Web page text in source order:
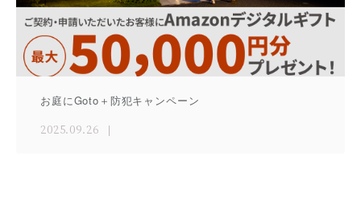
お庭にGoto＋防犯キャンペーン
2025.09.26